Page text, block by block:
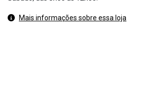
Mais informações sobre essa loja